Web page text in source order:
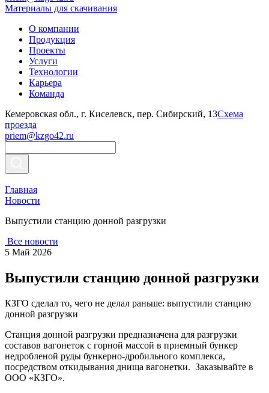
Материалы для скачивания
О компании
Продукция
Проекты
Услуги
Технологии
Карьера
Команда
Кемеровская обл., г. Киселевск, пер. Сибирский, 13Схема
проезда
priem@kzgo42.ru
Главная
Новости
Выпустили станцию донной разгрузки
Все новости
5 Май 2026
Выпустили станцию донной разгрузки
КЗГО сделал то, чего не делал раньше: выпустили станцию
донной разгрузки
Станция донной разгрузки предназначена для разгрузки
составов вагонеток с горной массой в приемный бункер
недробленой руды бункерно-дробильного комплекса,
посредством откидывания днища вагонетки. Заказывайте в
ООО «КЗГО».